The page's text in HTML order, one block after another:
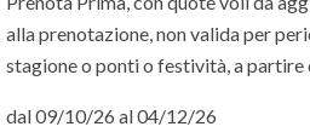
Ristoranti e bar:un ristorante
bar di cui uno presso la spiaggia. I
alla prenotazione, non valida per
stagione o ponti o festività, a partire
dal 09/10/26 al 04/12/26